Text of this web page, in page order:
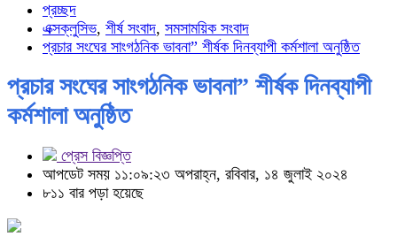
প্রচ্ছদ
এক্সক্লুসিভ, শীর্ষ সংবাদ, সমসাময়িক সংবাদ
প্রচার সংঘের সাংগঠনিক ভাবনা” শীর্ষক দিনব্যাপী কর্মশালা অনুষ্ঠিত
প্রচার সংঘের সাংগঠনিক ভাবনা” শীর্ষক দিনব্যাপী
কর্মশালা অনুষ্ঠিত
প্রেস বিজ্ঞপ্তি
আপডেট সময় ১১:০৯:২৩ অপরাহ্ন, রবিবার, ১৪ জুলাই ২০২৪
৮১১ বার পড়া হয়েছে